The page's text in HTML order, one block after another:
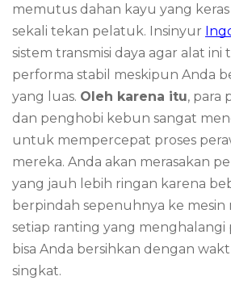
memutus dahan kayu yang
sekali tekan pelatuk. Insinyur
sistem transmisi daya agar alat
performa stabil meskipun Anda
yang luas. Oleh karena itu, para
dan penghobi kebun sangat
untuk mempercepat proses
mereka. Anda akan merasakan
yang jauh lebih ringan karena
berpindah sepenuhnya ke mesin
setiap ranting yang menghalangi
bisa Anda bersihkan dengan
singkat.